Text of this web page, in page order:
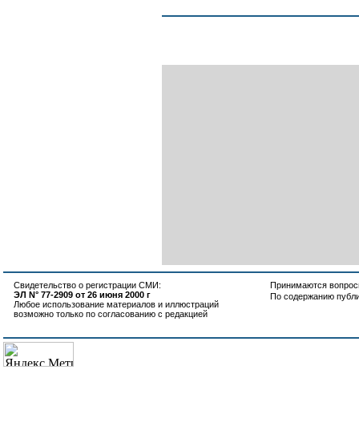
Свидетельство о регистрации СМИ:
ЭЛ N° 77-2909 от 26 июня 2000 г
Любое использование материалов и иллюстраций
возможно только по согласованию с редакцией
Принимаются
По содержанию